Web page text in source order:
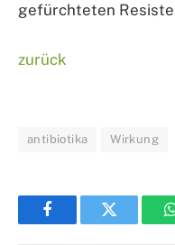
gefürchteten
zurück
antibiotika Wirkung
FacebookTwitter